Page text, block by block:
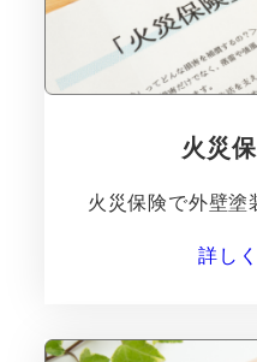
火災
火災保険で外壁塗
詳し